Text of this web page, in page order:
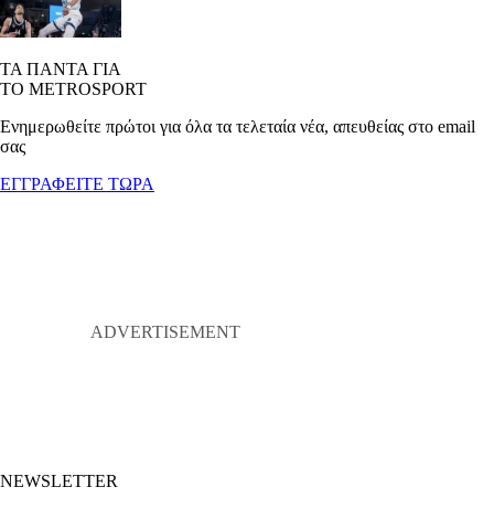
ΤΑ ΠΑΝΤΑ ΓΙΑ
ΤΟ METROSPORT
Ενημερωθείτε πρώτοι για όλα τα τελεταία νέα, απευθείας στο email
σας
ΕΓΓΡΑΦΕΙΤΕ ΤΩΡΑ
NEWSLETTER